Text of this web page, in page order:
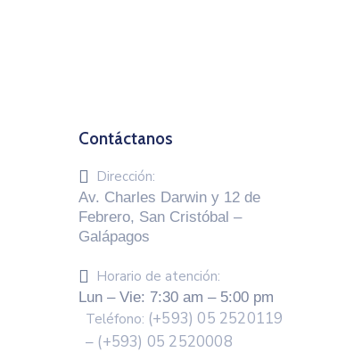
Contáctanos
Dirección:
Av. Charles Darwin y 12 de
Febrero, San Cristóbal –
Galápagos
Horario de atención:
Lun – Vie: 7:30 am – 5:00 pm
Teléfono: (+593) 05 2520119
– (+593) 05 2520008